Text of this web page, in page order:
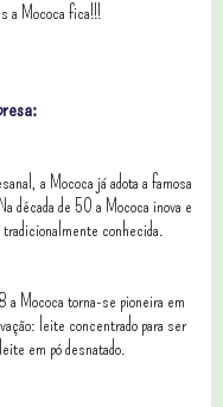
a Mococa fica!!!
a Mococa já adota a famosa
década de 50 a Mococa inova e
conhecida.
Mococa torna-se pioneira em
leite concentrado para ser
em pó desnatado.